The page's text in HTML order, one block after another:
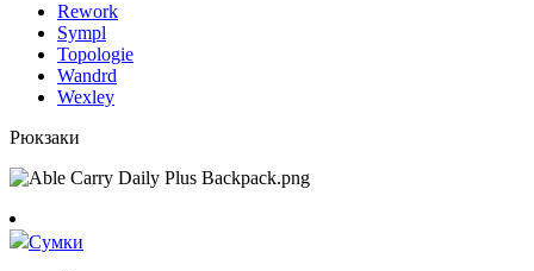
Rework
Sympl
Topologie
Wandrd
Wexley
Рюкзаки
Сумки